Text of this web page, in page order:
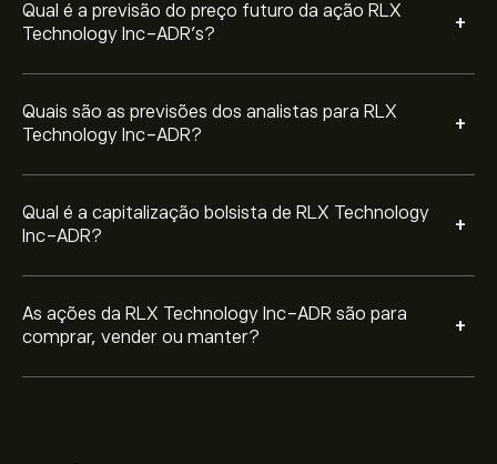
Qual é a previsão do preço futuro da ação RLX
Technology Inc-ADR’s?
+
Quais são as previsões dos analistas para RLX
Technology Inc-ADR?
+
Qual é a capitalização bolsista de RLX Technology
Inc-ADR?
+
As ações da RLX Technology Inc-ADR são para
comprar, vender ou manter?
+